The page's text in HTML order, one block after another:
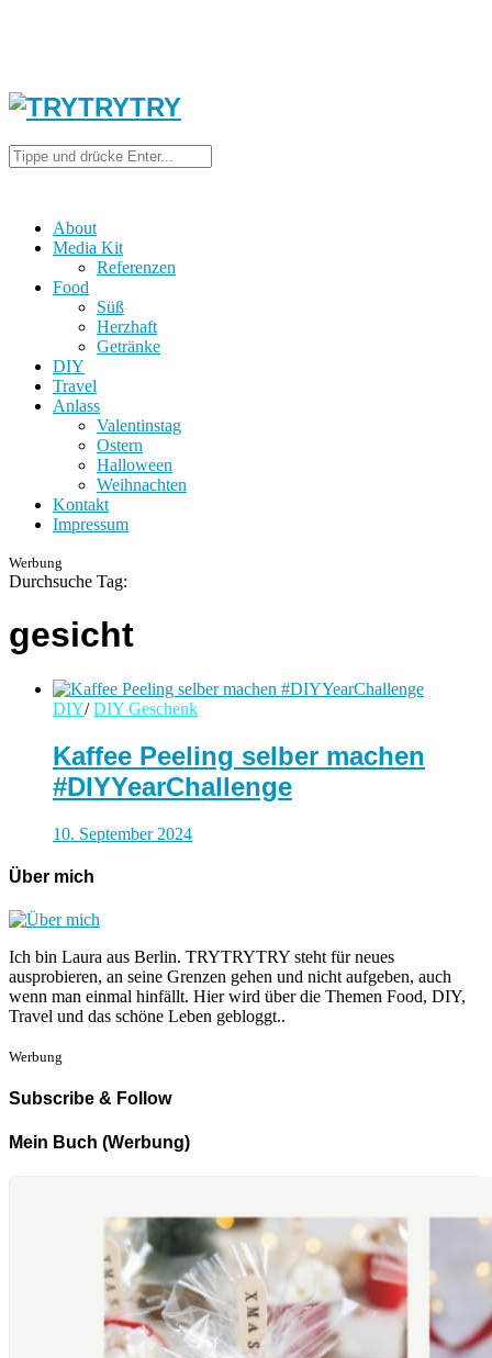
About
Media Kit
Referenzen
Food
Süß
Herzhaft
Getränke
DIY
Travel
Anlass
Valentinstag
Ostern
Halloween
Weihnachten
Kontakt
Impressum
Werbung
Durchsuche Tag:
gesicht
DIY/ DIY Geschenk
Kaffee Peeling selber machen
#DIYYearChallenge
10. September 2024
Über mich
Ich bin Laura aus Berlin. TRYTRYTRY steht für neues
ausprobieren, an seine Grenzen gehen und nicht aufgeben, auch
wenn man einmal hinfällt. Hier wird über die Themen Food, DIY,
Travel und das schöne Leben gebloggt..
Werbung
Subscribe & Follow
Mein Buch (Werbung)